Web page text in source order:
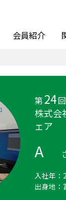
会員紹介
第24回
株式会
ェア
A
入社年：
出身地：